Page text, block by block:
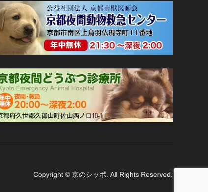
Copyright © 京のシッポ . All Rights Reserved.